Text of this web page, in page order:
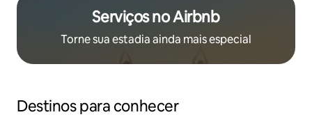
Serviços no Airbnb
Torne sua estadia ainda mais especial
Destinos para conhecer